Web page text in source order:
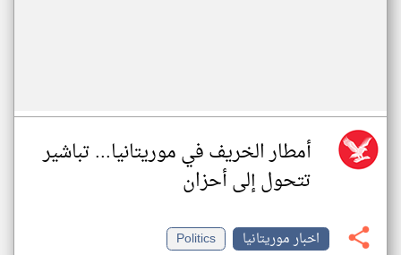
أمطار الخريف في موريتانيا... تباشير
تتحول إلى أحزان
اخبار موريتانيا
Politics